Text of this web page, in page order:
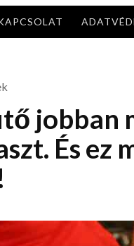
jobban
És ez